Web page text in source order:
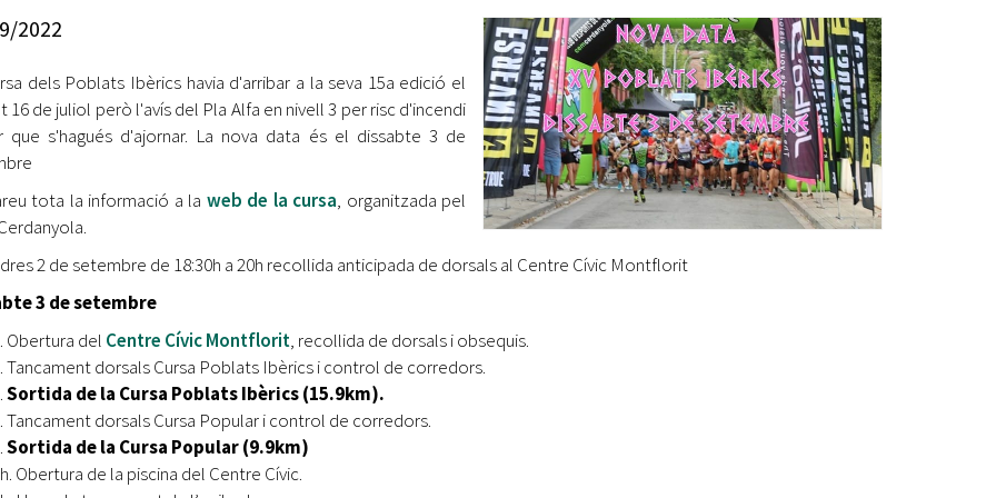
Ètica i Integritat
Retiment de Comptes
Accés a Informació Pública
Dades Obertes
Catàleg de Serveis i Tràmits
jove 2026
Cerdanyola opta a més de 5 milions d'euros del Pla de
Barris per transformar les Fontetes, Quatre Cantons i
l'entorn de l'avinguda Catalunya
tret de sortida al festival
l'eclipsi solar
Entitats
Equipaments
Mercats Municipals
Webs Municipals
2022
dels Poblats Ibèrics havia d'arribar a la seva 15a edició el
16 de juliol però l'avís del Pla Alfa en nivell 3 per risc d'incendi
que s'hagués d'ajornar. La nova data és el dissabte 3 de
tota la informació a la web de la cursa, organitzada pel
2 de setembre de 18:30h a 20h recollida anticipada de dorsals al Centre Cívic Montflorit
3 de setembre
Obertura del Centre Cívic Montflorit, recollida de dorsals i obsequis.
Tancament dorsals Cursa Poblats Ibèrics i control de corredors.
Sortida de la Cursa Poblats Ibèrics (15.9km).
Tancament dorsals Cursa Popular i control de corredors.
Sortida de la Cursa Popular (9.9km)
Obertura de la piscina del Centre Cívic.